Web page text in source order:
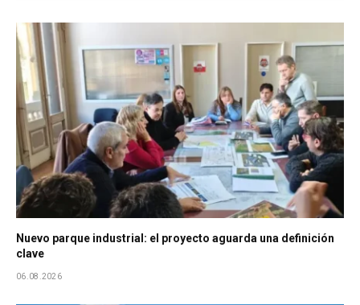
Nuevo parque industrial: el proyecto aguarda una definición
clave
06.08.2026